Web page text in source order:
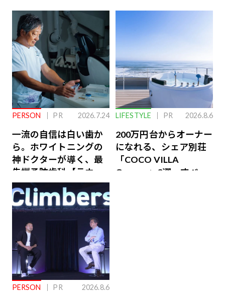
PERSON PR 2026.7.24
一流の自信は白い歯か
ら。ホワイトニングの
神ドクターが導く、最
先端予防歯科【ラウン
ジ会員特典あり】
LIFESTYLE PR 2026.8.6
200万円台からオーナー
になれる、シェア別荘
「COCO VILLA
Owners」3選。すべて
PERSON PR 2026.8.6